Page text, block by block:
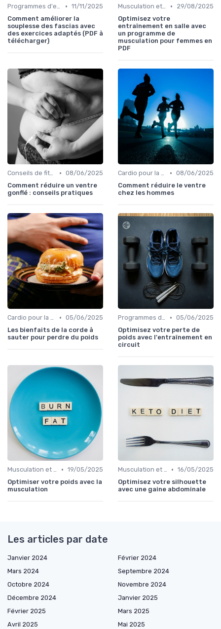
Programmes d'entraînement • 11/11/2025
Comment améliorer la
souplesse des fascias avec
des exercices adaptés (PDF à
télécharger)
Musculation et tonification •
29/08/2025
Optimisez votre
entraînement en salle avec
un programme de
musculation pour femmes en
PDF
Conseils de fitness • 08/06/2025
Comment réduire un ventre
gonflé : conseils pratiques
Cardio pour la perte de poids • 08/06/2025
Comment réduire le ventre
chez les hommes
Cardio pour la perte de poids • 05/06/2025
Les bienfaits de la corde à
sauter pour perdre du poids
Programmes d'entraînement • 05/06/2025
Optimisez votre perte de
poids avec l'entraînement en
circuit
Musculation et tonification • 19/05/2025
Optimiser votre poids avec la
musculation
Musculation et tonification • 16/05/2025
Optimisez votre silhouette
avec une gaine abdominale
Les articles par date
Janvier 2024
Février 2024
Mars 2024
Septembre 2024
Octobre 2024
Novembre 2024
Décembre 2024
Janvier 2025
Février 2025
Mars 2025
Avril 2025
Mai 2025